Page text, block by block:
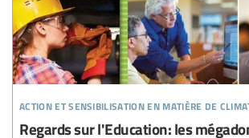
action et sensibilisation en matière de
Regards sur l'Education: les